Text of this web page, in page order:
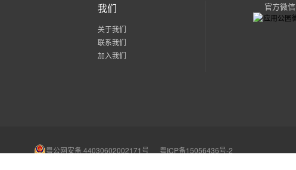
我们
关于我们
联系我们
加入我们
官方微信
粤公网安备 44030602002171号 粤ICP备15056436号-2